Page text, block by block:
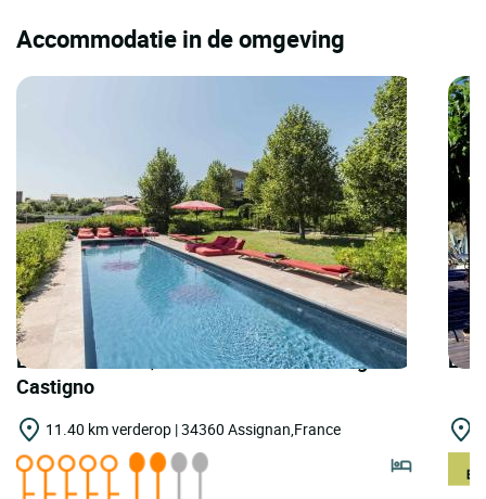
Accommodatie in de omgeving
LOGIS HOTELS | Teritoria Château Village
Castigno
11.40 km verderop | 34360 Assignan,France